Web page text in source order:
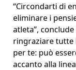
“Circondarti di
eliminare i
atleta”,
ringraziare tutte
per te: può
accanto alla